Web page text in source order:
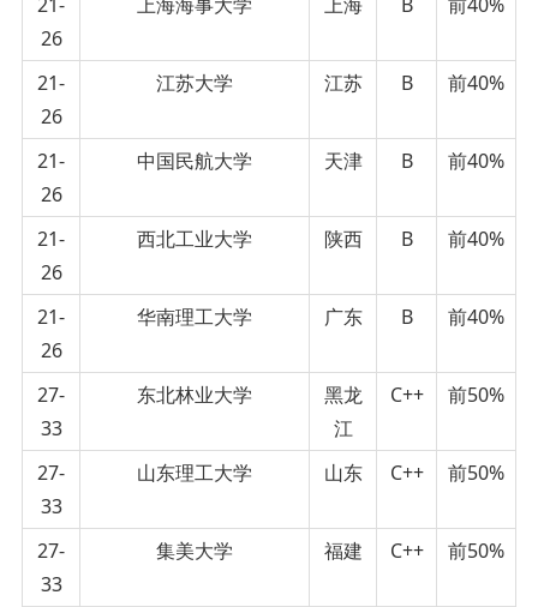
26
21-
26
江苏大学 江苏 B 前40%
21-
26
中国民航大学 天津 B 前40%
21-
26
西北工业大学 陕西 B 前40%
21-
26
华南理工大学 广东 B 前40%
27-
33
东北林业大学
黑龙
江
C++ 前50%
27-
33
山东理工大学 山东 C++ 前50%
27-
33
集美大学 福建 C++ 前50%